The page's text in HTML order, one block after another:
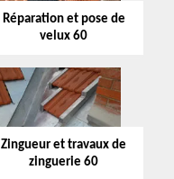
Réparation et pose de
velux 60
Zingueur et travaux de
zinguerie 60